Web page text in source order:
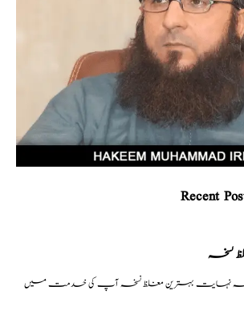
نسخہ
نہایت بہترین مغلظ نسخہ آپ کی خدمت میں